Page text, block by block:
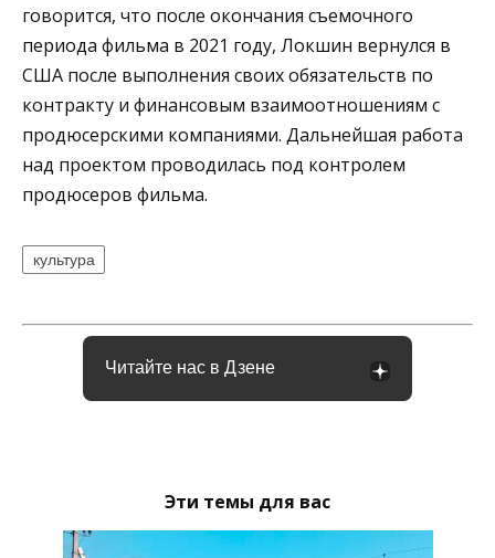
говорится, что после окончания съемочного
периода фильма в 2021 году, Локшин вернулся в
США после выполнения своих обязательств по
контракту и финансовым взаимоотношениям с
продюсерскими компаниями. Дальнейшая работа
над проектом проводилась под контролем
продюсеров фильма.
культура
Читайте нас в Дзене
Эти темы для вас